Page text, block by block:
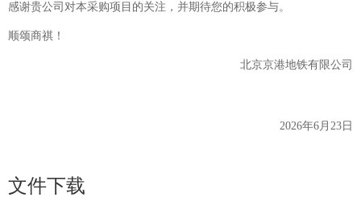
感谢贵公司对本采购项目的关注，并期待您的积极参与。
顺颂商祺！
北京京港地铁有限公司
2026年6月 23 日
文件下载